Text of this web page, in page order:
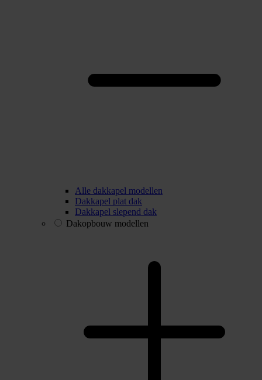
Alle dakkapel modellen
Dakkapel plat dak
Dakkapel slepend dak
Dakopbouw modellen